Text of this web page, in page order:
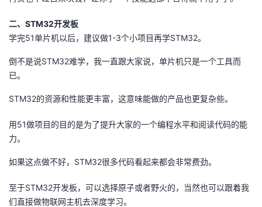
二、STM32开发板
学完51单片机以后，建议做1-3个小项目再学STM32。
倒不是说STM32难学，我一直跟大家说，单片机只是一个工具而
已。
STM32的资源和性能更丰富，这意味能做的产品也更复杂些。
用51做项目的目的是为了提升大家的一个编程水平和阅读代码的能
力。
如果这点做不好，STM32很多代码看起来都会非常费劲。
至于STM32开发板，可以选择原子或者野火的，当然也可以跟着我
们直接做物联网主机去深度学习。